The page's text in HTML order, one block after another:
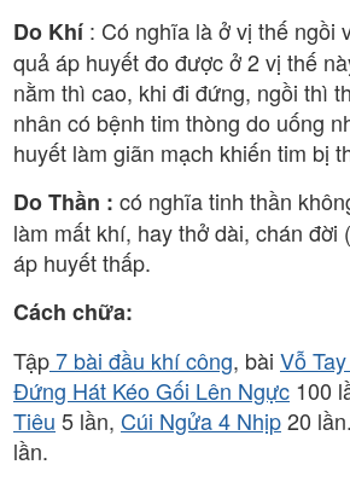
Do Khí : Có nghĩa là ở vị thế ngồi
quả áp huyết đo được ở 2 vị thế
nằm thì cao, khi đi đứng, ngồi thì
nhân có bệnh tim thòng do uống
huyết làm giãn mạch khiến tim bị
Do Thần : có nghĩa tinh thần
làm mất khí, hay thở dài, chán đời
áp huyết thấp.
Cách chữa:
Tập7 bài đầu khí công, bài Vỗ
Đứng Hát Kéo Gối Lên Ngực 100
Tiêu 5 lần, Cúi Ngửa 4 Nhịp20
lần.